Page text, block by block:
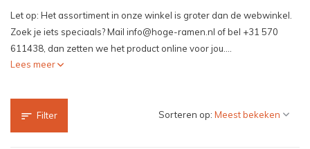
Let op: Het assortiment in onze winkel is groter dan de webwinkel.
Zoek je iets speciaals? Mail info@hoge-ramen.nl of bel +31 570
611438, dan zetten we het product online voor jou....
Lees meer
Filter Sorteren op: